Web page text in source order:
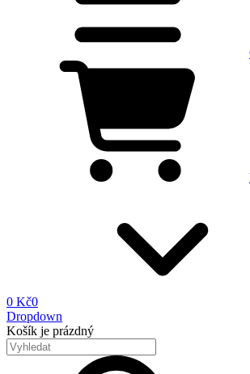
0 Kč0
Dropdown
Košík je prázdný